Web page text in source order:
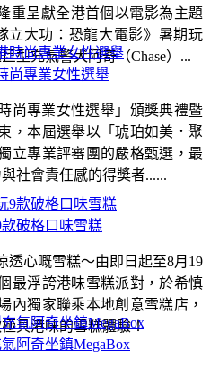
重呈獻全港首個以電影為主題
立大功：恐龍大電影》暑期玩
型充氣警犬阿奇（Chase）...
款破格口味雪糕
透心嘅雪糕～由即日起至8月19
最浮誇港味雪糕派對，於希慎
內獨家聯乘本地創意雪糕店，
具港味的雪糕體驗！
尚專業女性選舉
尚專業女性選舉」頒獎典禮暨
，本屆選舉以「琥珀如美．聚
立專業評審團的嚴格甄選，最
社會責任感的得獎者......
阿奇坐鎮MegaBox